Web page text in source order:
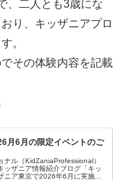
、二人とも3歳にな
り、キッザニアプロ
。
その体験内容を記載
月6月の限定イベントのご
ナル（KidZaniaProfessional）
ッザニア情報紹介ブログ「キッ
ニア東京で2026年6月に実施さ